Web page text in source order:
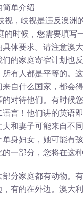
简单介绍
视，歧视是违反澳洲
的时候，您需要填写
体要求。请注意澳
的家庭寄宿计划也
有人都是平等的。
自什么国家，都会
对待他们。有时候
言！他们讲的英语
和妻子可能来自不
身妇女，她可能有
一部分，您将在这种
分家庭都有动物。
有的在外边。澳大